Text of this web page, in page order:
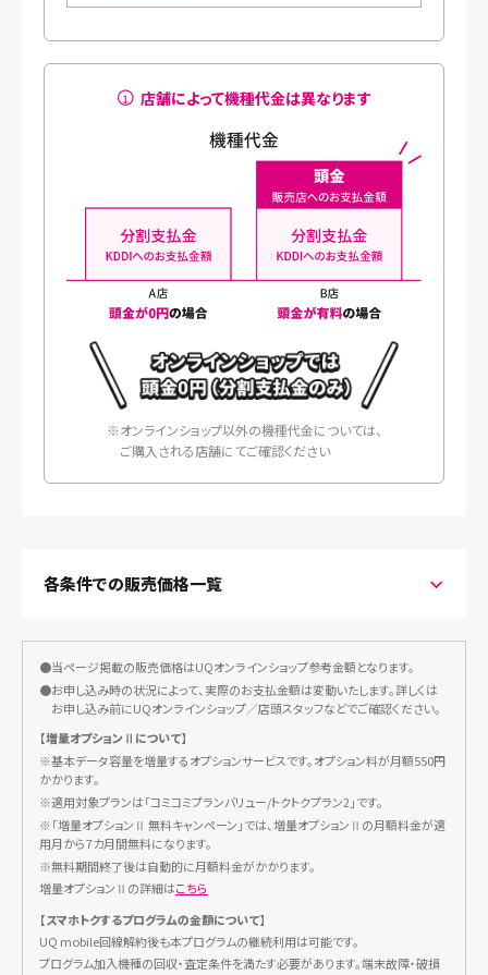
店舗によって機種代金は異なります
※オンラインショップ以外の機種代金については、
ご購入される店舗にてご確認ください
各条件での販売価格一覧
■一括
機種代金
UQ mobileオンラインショップお
トク割
現金販売価格/支払総額 34,250円
■スマホトクするプログラム(24回払い) 支払期間:26カ月
支払分割金
(A)初回
487円
●当ページ掲載の販売価格はUQオンラインショップ参考金額となります。
●お申し込み時の状況によって、実際のお支払金額は変動いたします。詳しくは
お申し込み前にUQオンラインショップ／店頭スタッフなどでご確認ください。
【増量オプションⅡについて】
※基本データ容量を増量するオプションサービスです。オプション料が月額550円
かかります。
※適用対象プランは「コミコミプランバリュー/トクトクプラン2」です。
※「増量オプションⅡ 無料キャンペーン」では、増量オプションⅡの月額料金が適
用月から7カ月間無料になります。
※無料期間終了後は自動的に月額料金がかかります。
増量オプションⅡの詳細はこちら
【スマホトクするプログラムの金額について】
UQ mobile回線解約後も本プログラムの継続利用は可能です。
プログラム加入機種の回収・査定条件を満たす必要があります。端末故障・破損